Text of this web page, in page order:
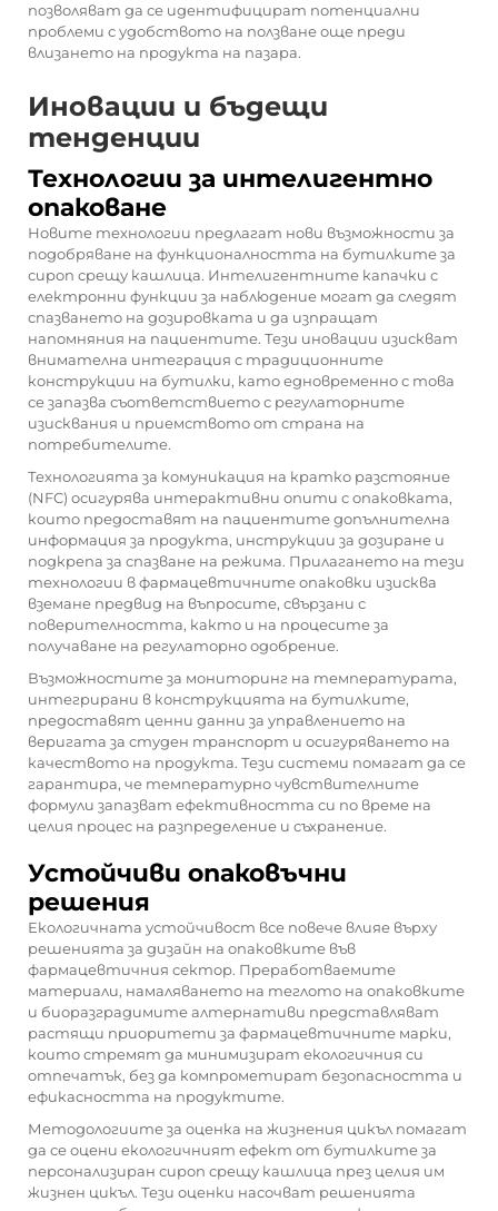
позволяват да се идентифицират потенциални
проблеми с удобството на ползване още преди
влизането на продукта на пазара.
Иновации и бъдещи
тенденции
Технологии за интелигентно
опаковане
Новите технологии предлагат нови възможности за
подобряване на функционалността на бутилките за
сироп срещу кашлица. Интелигентните капачки с
електронни функции за наблюдение могат да следят
спазването на дозировката и да изпращат
напомняния на пациентите. Тези иновации изискват
внимателна интеграция с традиционните
конструкции на бутилки, като едновременно с това
се запазва съответствието с регулаторните
изисквания и приемството от страна на
потребителите.
Технологията за комуникация на кратко разстояние
(NFC) осигурява интерактивни опити с опаковката,
които предоставят на пациентите допълнителна
информация за продукта, инструкции за дозиране и
подкрепа за спазване на режима. Прилагането на тези
технологии в фармацевтичните опаковки изисква
вземане предвид на въпросите, свързани с
поверителността, както и на процесите за
получаване на регулаторно одобрение.
Възможностите за мониторинг на температурата,
интегрирани в конструкцията на бутилките,
предоставят ценни данни за управлението на
веригата за студен транспорт и осигуряването на
качеството на продукта. Тези системи помагат да се
гарантира, че температурно чувствителните
формули запазват ефективността си по време на
целия процес на разпределение и съхранение.
Устойчиви опаковъчни
решения
Екологичната устойчивост все повече влияе върху
решенията за дизайн на опаковките във
фармацевтичния сектор. Преработваемите
материали, намаляването на теглото на опаковките
и биоразградимите алтернативи представляват
растящи приоритети за фармацевтичните марки,
които стремят да минимизират екологичния си
отпечатък, без да компрометират безопасността и
ефикасността на продуктите.
Методологиите за оценка на жизнения цикъл помагат
да се оцени екологичният ефект от бутилките за
персонализиран сироп срещу кашлица през целия им
жизнен цикъл. Тези оценки насочват решенията